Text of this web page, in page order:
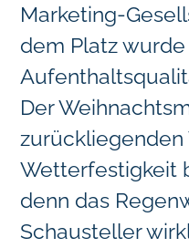
Marketing-
dem Platz
Der
zurückliegenden
Wetterfestigkeit
denn das
Schausteller